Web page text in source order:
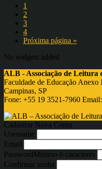
1
2
3
4
Próxima página »
No widgets added
ALB - Associação de Leitura
Faculdade de Educação
Campinas, SP
Fone: +55 19 3521-7960 Email:
Cadastrar Nova Conta
Username
Email
PasswordMínimo 6 caracteres
Confirmar senha